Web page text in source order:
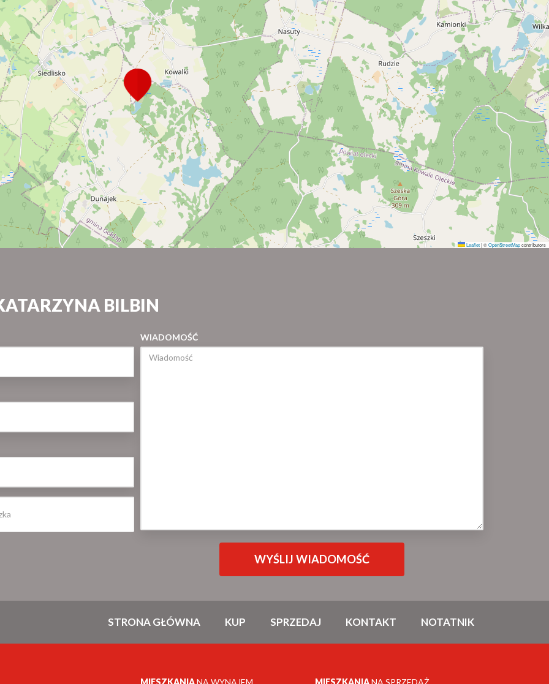
Leaflet|©OpenStreetMapcontributors
BILBIN
WIADOMOŚĆ
STRONA GŁÓWNA KUP SPRZEDAJ KONTAKT NOTATNIK
MIESZKANIANA WYNAJEM MIESZKANIANA SPRZEDAŻ